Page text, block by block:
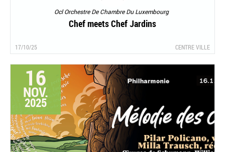
Ocl Orchestre De Chambre Du Luxembourg
Chef meets Chef Jardins
17/10/25 CENTRE VILLE
16
NOV.
2025